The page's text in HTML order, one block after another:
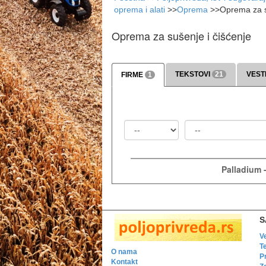
oprema i alati >>Oprema >>Oprema za
Oprema za sušenje i čišćenje
FIRME 1 TEKSTOVI 21 VESTI
Palladium
O nama
Kontakt